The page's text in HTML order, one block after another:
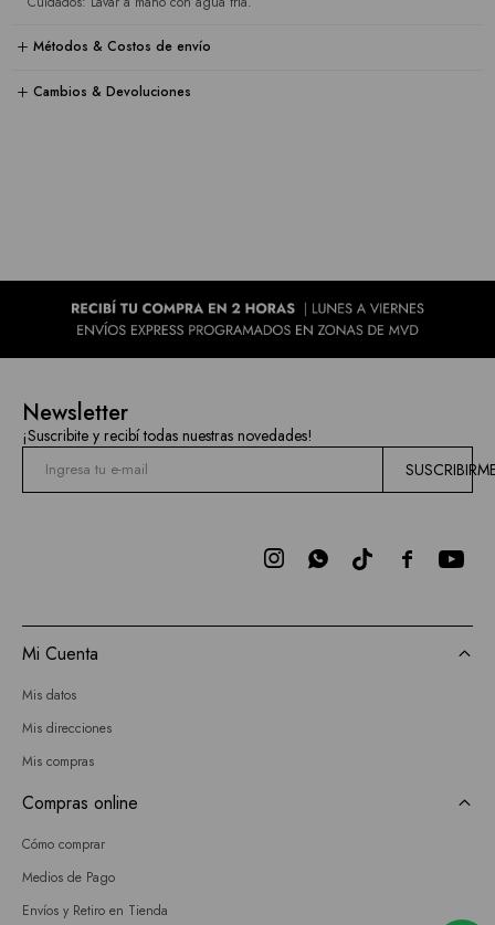
Métodos & Costos de envío
Cambios & Devoluciones
Newsletter
¡Suscribite y recibí todas nuestras novedades!

 
Mi Cuenta
Mis datos
Mis direcciones
Mis compras
Compras online
Cómo comprar
Medios de Pago
Envíos y Retiro en Tienda